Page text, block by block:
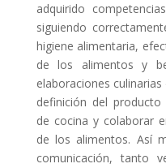
adquirido
siguiendo
higiene alimentaria,
de los alimentos y
elaboraciones
definición del
de cocina y colaborar
de los alimentos. Así
comunicación, tanto